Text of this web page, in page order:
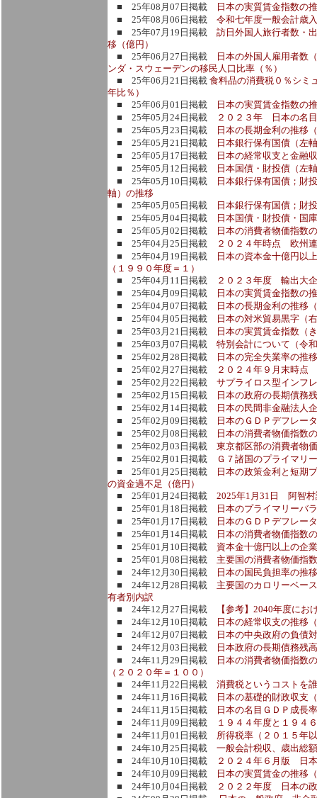
■ 25年08月07日掲載
日本の実質賃金指数の
■ 25年08月06日掲載 令和七年度一般会計歳
■ 25年07月19日掲載 訪日外国人旅行者数・
移（億円）
■ 25年06月27日掲載 日本の外国人雇用者数
ンダ・スウェーデンの移民人口比率（％）
■ 25年06月21日掲載 食料品の消費税０％シミ
年比％）
■ 25年06月01日掲載
日本の実質賃金指数の
■ 25年05月24日掲載
２０２３年 日本の名
■ 25年05月23日掲載
日本の長期金利の推移
■ 25年05月21日掲載
日本銀行保有国債（左
■ 25年05月17日掲載
日本の経常収支と金融
■ 25年05月12日掲載
日本国債・財投債（左
■ 25年05月10日掲載
日本銀行保有国債；財
軸）の推移
■ 25年05月05日掲載
日本銀行保有国債；財
■ 25年05月04日掲載
日本国債・財投債・国
■ 25年05月02日掲載
日本の消費者物価指数
■ 25年04月25日掲載
２０２４年時点 欧州
■ 25年04月19日掲載
日本の資本金十億円以
（１９９０年度＝１）
■ 25年04月11日掲載
２０２３年度 輸出大
■ 25年04月09日掲載
日本の実質賃金指数の
■ 25年04月07日掲載
日本の長期金利の推移
■ 25年04月05日掲載 日本の対米貿易黒字（
■ 25年03月21日掲載
日本の実質賃金指数（
■ 25年03月07日掲載 特別会計について（令
■ 25年02月28日掲載
日本の完全失業率の推
■ 25年02月27日掲載
２０２４年９月末時点
■ 25年02月22日掲載 サプライロス型インフレ
■ 25年02月15日掲載
日本の政府の長期債務
■ 25年02月14日掲載
日本の民間非金融法人
■ 25年02月09日掲載 日本のＧＤＰデフレー
■ 25年02月08日掲載
日本の消費者物価指数
■ 25年02月03日掲載 東京都区部の消費者物
■ 25年02月01日掲載
Ｇ７諸国のプライマリ
■ 25年01月25日掲載
日本の政策金利と短期
の資金過不足（億円）
■ 25年01月24日掲載 2025年1月31日 阿智村
■ 25年01月18日掲載
日本のプライマリーバ
■ 25年01月17日掲載
日本のＧＤＰデフレー
■ 25年01月14日掲載
日本の消費者物価指数
■ 25年01月10日掲載 資本金十億円以上の企
■ 25年01月08日掲載 主要国の消費者物価指
■ 24年12月30日掲載
日本の国民負担率の推移
■ 24年12月28日掲載 主要国のカロリーベー
有者別内訳
■ 24年12月27日掲載
【参考】2040年度にお
■ 24年12月10日掲載 日本の経常収支の推移
■ 24年12月07日掲載 日本の中央政府の負債
■ 24年12月03日掲載
日本政府の長期債務残
■ 24年11月29日掲載
日本の消費者物価指数
（２０２０年＝１００）
■ 24年11月22日掲載 消費税というコストを
■ 24年11月16日掲載
日本の基礎的財政収支
■ 24年11月15日掲載
日本の名目ＧＤＰ成長
■ 24年11月09日掲載
１９４４年度と１９４
■ 24年11月01日掲載 所得税率（２０１５年
■ 24年10月25日掲載 一般会計税収、歳出総
■ 24年10月10日掲載 ２０２４年６月版 日本
■ 24年10月09日掲載
日本の実質賃金の推移
■ 24年10月04日掲載
２０２２年度 日本の